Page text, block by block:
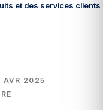
et des services clients
AVR 2025